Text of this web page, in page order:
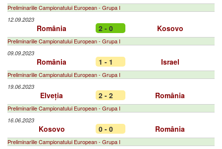
Preliminariile Campionatului European - Grupa I
12.09.2023
România 2 - 0 Kosovo
Preliminariile Campionatului European - Grupa I
09.09.2023
România 1 - 1 Israel
Preliminariile Campionatului European - Grupa I
19.06.2023
Elveția 2 - 2 România
Preliminariile Campionatului European - Grupa I
16.06.2023
Kosovo 0 - 0 România
Preliminariile Campionatului European - Grupa I